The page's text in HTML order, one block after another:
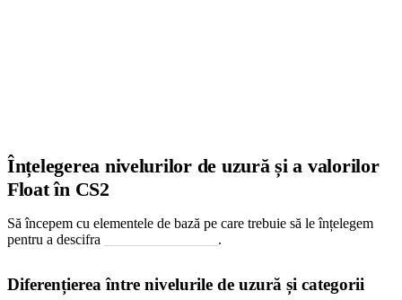
Înțelegerea nivelurilor de uzură și a valorilor
Float în CS2
Să începem cu elementele de bază pe care trebuie să le înțelegem
pentru a descifra
.
Diferențierea între nivelurile de uzură și categorii